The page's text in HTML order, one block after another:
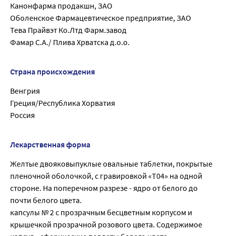
Канонфарма продакшн, ЗАО
Оболенское Фармацевтическое предприятие, ЗАО
Тева Прайвэт Ко.Лтд Фарм.завод
Фамар С.А./ Плива Хрватска д.о.о.
Страна происхождения
Венгрия
Греция/Республика Хорватия
Россия
Лекарственная форма
Желтые двояковыпуклые овальные таблетки, покрытые
пленочной оболочкой, с гравировкой «Т04» на одной
стороне. На поперечном разрезе - ядро от белого до
почти белого цвета.
капсулы № 2 с прозрачным бесцветным корпусом и
крышечкой прозрачной розового цвета. Содержимое